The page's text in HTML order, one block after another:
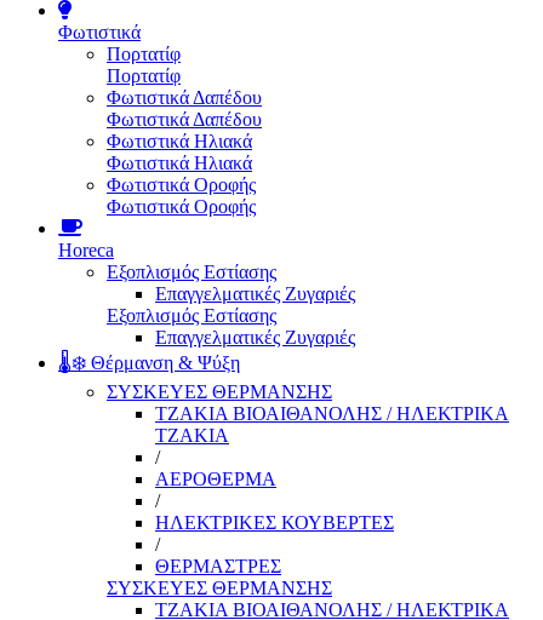
Φωτιστικά
Πορτατίφ
Πορτατίφ
Φωτιστικά Δαπέδου
Φωτιστικά Δαπέδου
Φωτιστικά Ηλιακά
Φωτιστικά Ηλιακά
Φωτιστικά Οροφής
Φωτιστικά Οροφής
Horeca
Εξοπλισμός Εστίασης
Επαγγελματικές Ζυγαριές
Εξοπλισμός Εστίασης
Επαγγελματικές Ζυγαριές
🌡️❄️ Θέρμανση & Ψύξη
ΣΥΣΚΕΥΕΣ ΘΕΡΜΑΝΣΗΣ
ΤΖΑΚΙΑ ΒΙΟΑΙΘΑΝΟΛΗΣ / ΗΛΕΚΤΡΙΚΑ
ΤΖΑΚΙΑ
/
ΑΕΡΟΘΕΡΜΑ
/
ΗΛΕΚΤΡΙΚΕΣ ΚΟΥΒΕΡΤΕΣ
/
ΘΕΡΜΑΣΤΡΕΣ
ΣΥΣΚΕΥΕΣ ΘΕΡΜΑΝΣΗΣ
ΤΖΑΚΙΑ ΒΙΟΑΙΘΑΝΟΛΗΣ / ΗΛΕΚΤΡΙΚΑ